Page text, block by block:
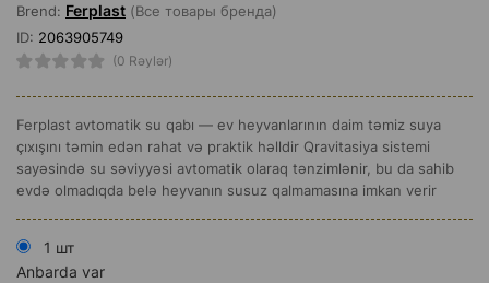
Brend: Ferplast (Все товары бренда)
ID: 2063905749
(0 Rəylər)
Ferplast avtomatik su qabı — ev heyvanlarının daim təmiz suya
çıxışını təmin edən rahat və praktik həlldir Qravitasiya sistemi
sayəsində su səviyyəsi avtomatik olaraq tənzimlənir, bu da sahib
evdə olmadıqda belə heyvanın susuz qalmamasına imkan verir
1 шт
Anbarda var